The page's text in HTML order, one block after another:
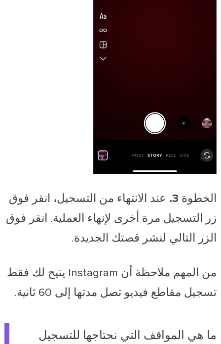
الخطوة 3.
عند الانتهاء من التسجيل، انقر فوق
زر التسجيل مرة أخرى لإنهاء العملية. انقر فوق
الزر
التالي لنشر قصتك الجديدة.
من المهم ملاحظة أن Instagram يتيح لك فقط
تسجيل مقاطع فيديو تصل مدتها إلى 60 ثانية.
ما هي المواقف التي نحتاجها للتسجيل